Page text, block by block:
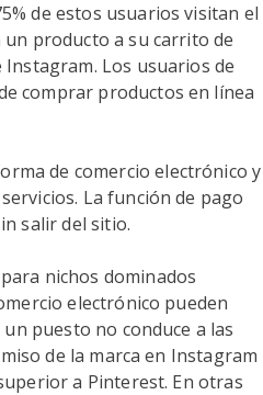
de estos usuarios visitan el
producto a su carrito de
Los usuarios de
comprar productos en línea
de comercio electrónico y
La función de pago
salir del sitio.
nichos dominados
electrónico pueden
puesto no conduce a las
de la marca en Instagram
a Pinterest. En otras